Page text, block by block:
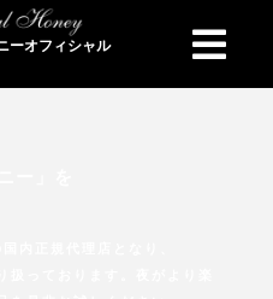
ーオフィシャル